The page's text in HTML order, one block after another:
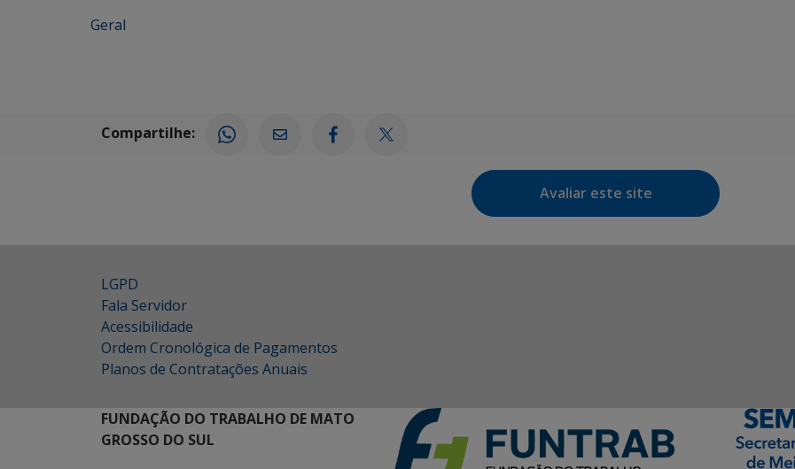
Geral
Compartilhe:
Avaliar este site
LGPD
Fala Servidor
Acessibilidade
Ordem Cronológica de Pagamentos
Planos de Contratações Anuais
FUNDAÇÃO DO TRABALHO DE MATO
GROSSO DO SUL